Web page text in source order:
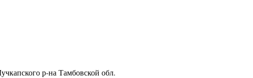
р-на Тамбовской обл.